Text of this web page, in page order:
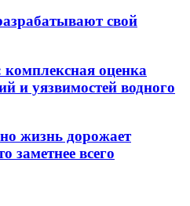
свой
комплексная оценка
и уязвимостей водного
жизнь дорожает
заметнее всего